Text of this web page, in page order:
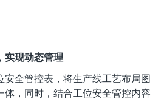
实现动态管理
安全管控表，将生产线工艺布局图
体，同时，结合工位安全管控内容